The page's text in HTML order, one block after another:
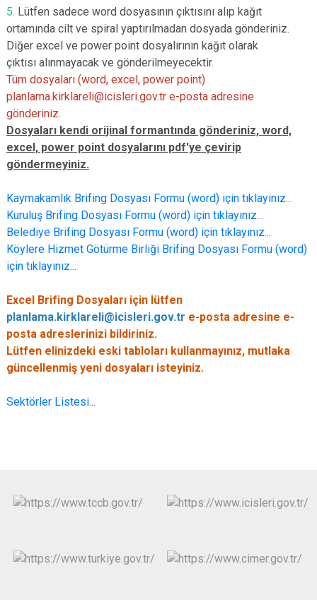
5. Lütfen sadece word dosyasının çıktısını alıp kağıt
ortamında cilt ve spiral yaptırılmadan dosyada gönderiniz.
Diğer excel ve power point dosyalırının kağıt olarak
çıktısı alınmayacak ve gönderilmeyecektir.
Tüm dosyaları (word, excel, power point)
planlama.kirklareli@icisleri.gov.tr e-posta adresine
gönderiniz.
Dosyaları kendi orijinal formantında gönderiniz, word,
excel, power point dosyalarını pdf'ye çevirip
göndermeyiniz.
Kaymakamlık Brifing Dosyası Formu (word) için tıklayınız...
Kuruluş Brifing Dosyası Formu (word) için tıklayınız...
Belediye Brifing Dosyası Formu (word) için tıklayınız...
Köylere Hizmet Götürme Birliği Brifing Dosyası Formu (word)
için tıklayınız...
Excel Brifing Dosyaları için lütfen
planlama.kirklareli@icisleri.gov.tr e-posta adresine e-
posta adreslerinizi bildiriniz.
Lütfen elinizdeki eski tabloları kullanmayınız, mutlaka
güncellenmiş yeni dosyaları isteyiniz.
Sektörler Listesi...